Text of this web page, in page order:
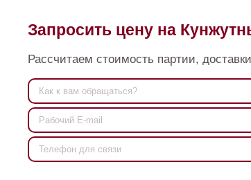
Запросить цену на
Рассчитаем стоимость партии,